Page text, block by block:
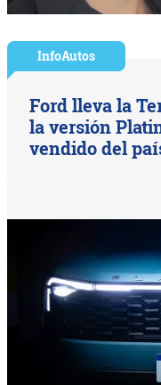
InfoAutos
Ford lleva la
la versión
vendido del